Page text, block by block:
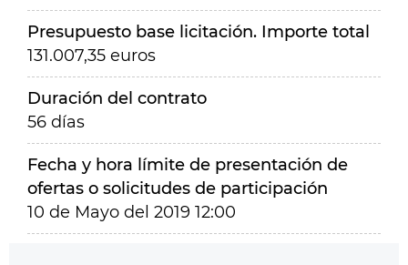
Presupuesto base licitación. Importe total
131.007,35 euros
Duración del contrato
56 días
Fecha y hora límite de presentación de
ofertas o solicitudes de participación
10 de Mayo del 2019 12:00